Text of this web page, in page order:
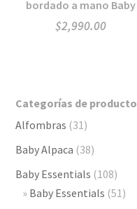
bordado a mano Baby
$2,990.00
Categorías de producto
Alfombras (31)
Baby Alpaca (38)
Baby Essentials (108)
Baby Essentials (51)